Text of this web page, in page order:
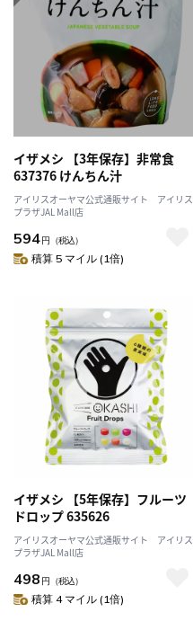
イザメシ 【3年保存】非常食
637376 けんちん汁
アイリスオーヤマ公式通販サイト アイリス
プラザJAL Mall店
594円 （税込）
積算 5 マイル (1倍)
イザメシ 【5年保存】フルーツ
ドロップ 635626
アイリスオーヤマ公式通販サイト アイリス
プラザJAL Mall店
498 円 （税込）
積算 4 マイル (1倍)